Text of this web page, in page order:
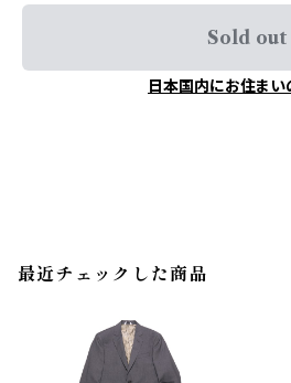
Sold out
日本国内にお住まい
最近チェックした商品